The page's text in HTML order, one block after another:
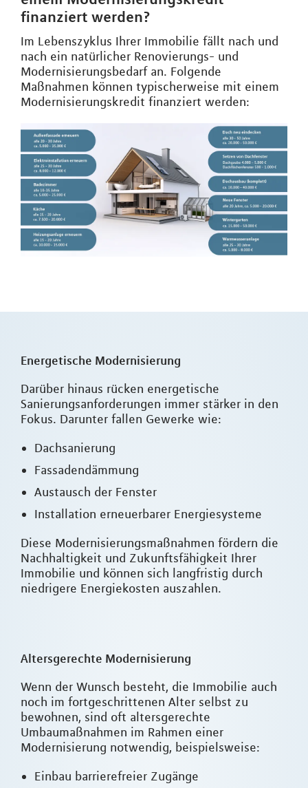
finanziert werden?
Im Lebenszyklus Ihrer Immobilie fällt nach und
nach ein natürlicher Renovierungs- und
Modernisierungsbedarf an. Folgende
Maßnahmen können typischerweise mit einem
Modernisierungskredit finanziert werden:
Energetische Modernisierung
Darüber hinaus rücken energetische
Sanierungsanforderungen immer stärker in den
Fokus. Darunter fallen Gewerke wie:
Dachsanierung
Fassadendämmung
Austausch der Fenster
Installation erneuerbarer Energiesysteme
Diese Modernisierungsmaßnahmen fördern die
Nachhaltigkeit und Zukunftsfähigkeit Ihrer
Immobilie und können sich langfristig durch
niedrigere Energiekosten auszahlen.
Altersgerechte Modernisierung
Wenn der Wunsch besteht, die Immobilie auch
noch im fortgeschrittenen Alter selbst zu
bewohnen, sind oft altersgerechte
Umbaumaßnahmen im Rahmen einer
Modernisierung notwendig, beispielsweise:
Einbau barrierefreier Zugänge